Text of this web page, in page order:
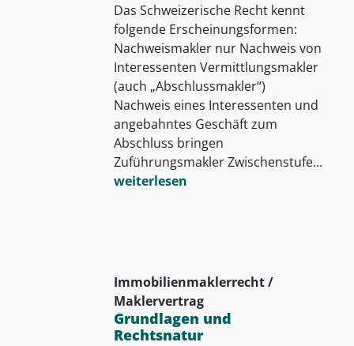
Das Schweizerische Recht kennt
folgende Erscheinungsformen:
Nachweismakler nur Nachweis von
Interessenten Vermittlungsmakler
(auch „Abschlussmakler“)
Nachweis eines Interessenten und
angebahntes Geschäft zum
Abschluss bringen
Zuführungsmakler Zwischenstufe...
weiterlesen
Immobilienmaklerrecht /
Maklervertrag
Grundlagen und
Rechtsnatur